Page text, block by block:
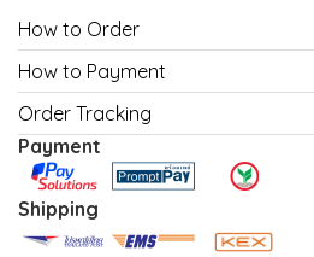
How to Order
How to Payment
Order Tracking
Payment
Shipping